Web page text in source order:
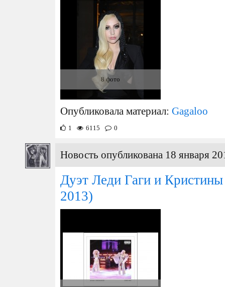
8 фото
Опубликовала материал: Gagaloo
1 6115 0
Новость опубликована 18 января
Дуэт Леди Гаги и
2013)